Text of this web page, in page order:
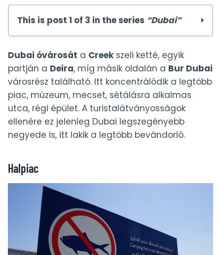
This is post 1 of 3 in the series “Dubai”
Dubai óváros, birkafej, teveburger,
piacok és a Creek (3. nap)
Abu Dhabi látnivalói 24 óra alatt (2. nap)
Dubai látnivalói egy hosszúhétvége alatt
(1.nap)
Dubai óvárosát a Creek szeli ketté, egyik
partján a Deira, míg másik oldalán a Bur Dubai
városrész található. Itt koncentrálódik a legtöbb
piac, múzeum, mecset, sétálásra alkalmas
utca, régi épület. A turistalátványosságok
ellenére ez jelenleg Dubai legszegényebb
negyede is, itt lakik a legtöbb bevándorló.
Halpiac